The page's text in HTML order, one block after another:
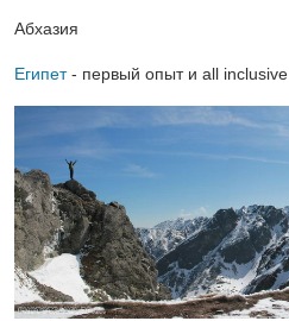
Абхазия
Египет- первый опыт и all inclusive